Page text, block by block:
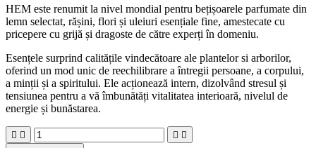
HEM este renumit la nivel mondial pentru bețișoarele parfumate din
lemn selectat, rășini, flori și uleiuri esențiale fine, amestecate cu
pricepere cu grijă și dragoste de către experți în domeniu.
Esențele surprind calitățile vindecătoare ale plantelor si arborilor,
oferind un mod unic de reechilibrare a întregii persoane, a corpului,
a minții și a spiritului. Ele acționează intern, dizolvând stresul și
tensiunea pentru a vă îmbunătăți vitalitatea interioară, nivelul de
energie și bunăstarea.
   